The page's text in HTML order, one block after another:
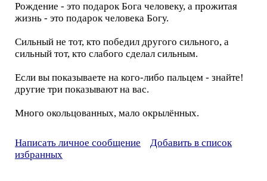
Рождение - это подарок Бога человеку, а прожитая
жизнь - это подарок человека Богу.
Сильный не тот, кто победил другого сильного, а
сильный тот, кто слабого сделал сильным.
Если вы показываете на кого-либо пальцем - знайте!
другие три показывают на вас.
Много окольцованных, мало окрылённых.
Написать личное сообщение
Добавить в список
избранных